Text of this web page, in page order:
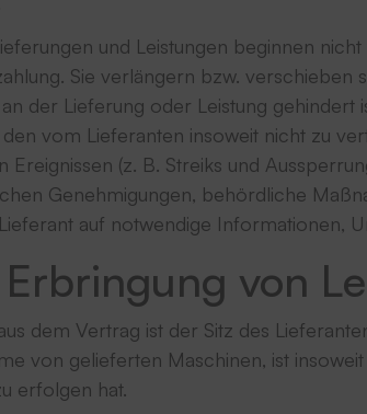
und Leistungen beginnen
Sie verlängern bzw.
der Lieferung oder Leistung
vom Lieferanten insoweit nicht zu
(z. B. Streiks und
Genehmigungen, behördliche
auf notwendige Informationen,
von
dem Vertrag ist der Sitz des
von gelieferten Maschinen, ist
erfolgen hat.